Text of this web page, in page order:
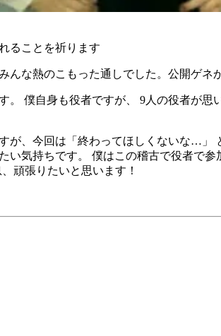
ることを祈ります
な熱のこもった通しでした。公開ゲネ
僕自身も役者ですが、 9人の役者が思
、今回は「終わってほしくないな…」
気持ちです。 僕はこの稽古で役者で
頑張りたいと思います！